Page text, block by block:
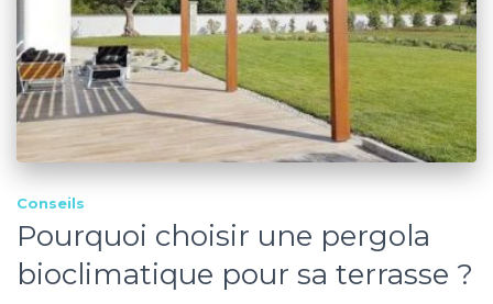
Conseils
Pourquoi choisir une pergola
bioclimatique pour sa terrasse ?